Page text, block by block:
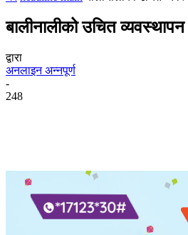
बालीनालीको उचित
द्वारा
अनलाइन अन्नपूर्ण
-
248